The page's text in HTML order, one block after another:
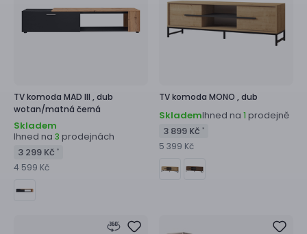
TV komoda MAD III , dub
wotan/matná černá
Skladem
Ihned na 3 prodejnách
3 299 Kč *
4 599 Kč
TV komoda MONO , dub
SklademIhned na 1 prodejně
3 899 Kč *
5 399 Kč